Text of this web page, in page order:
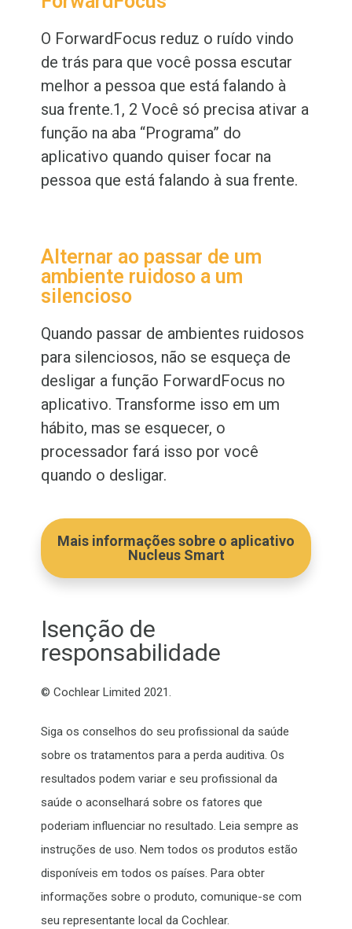
O ForwardFocus reduz o ruído vindo
de trás para que você possa escutar
melhor a pessoa que está falando à
sua frente.1, 2 Você só precisa ativar a
função na aba “Programa” do
aplicativo quando quiser focar na
pessoa que está falando à sua frente.
Alternar ao passar de um
ambiente ruidoso a um
silencioso
Quando passar de ambientes ruidosos
para silenciosos, não se esqueça de
desligar a função ForwardFocus no
aplicativo. Transforme isso em um
hábito, mas se esquecer, o
processador fará isso por você
quando o desligar.
Mais informações sobre o aplicativo
Nucleus Smart
Isenção de
responsabilidade
© Cochlear Limited 2021.
Siga os conselhos do seu profissional da saúde
sobre os tratamentos para a perda auditiva. Os
resultados podem variar e seu profissional da
saúde o aconselhará sobre os fatores que
poderiam influenciar no resultado. Leia sempre as
instruções de uso. Nem todos os produtos estão
disponíveis em todos os países. Para obter
informações sobre o produto, comunique-se com
seu representante local da Cochlear.